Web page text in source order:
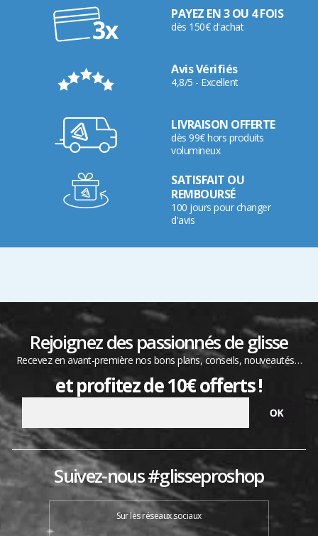
PAYEZ EN 3 OU 4 FOIS
dès 150€ d'achat
Avis Vérifiés
4,8/5 - Excellent
LIVRAISON OFFERTE
dès 99€ hors produits
volumineux
SATISFAIT OU
REMBOURSÉ
100 jours pour changer
d'avis
Rejoignez des passionnés de glisse
Recevez en avant-première nos bons plans, conseils, nouveautés…
et profitez de 10€ offerts !
Suivez-nous #glisseproshop
Sur les réseaux sociaux